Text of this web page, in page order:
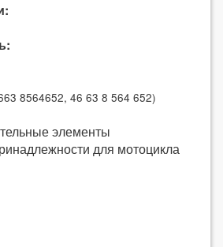
8564652, 46 63 8 564 652)
элементы
для мотоцикла